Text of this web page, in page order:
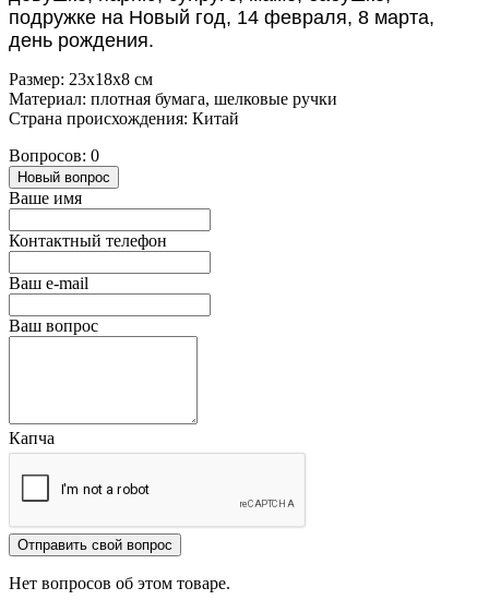
подружке на Новый год, 14 февраля, 8 марта,
день рождения.
Размер: 23х18х8 см
Материал: плотная бумага, шелковые ручки
Страна происхождения: Китай
Вопросов: 0
Новый вопрос
Ваше имя
Контактный телефон
Ваш e-mail
Ваш вопрос
Капча
Отправить свой вопрос
Нет вопросов об этом товаре.